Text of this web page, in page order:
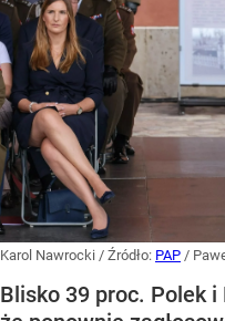
Karol Nawrocki / Źródło: PAP /
Blisko 39 proc. Polek